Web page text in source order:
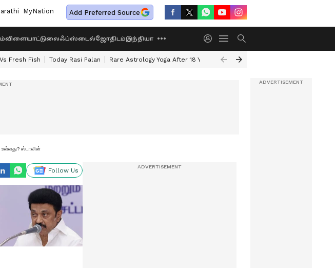
MyNation Add Preferred Source
விளையாட்டுலைஃப்ஸ்டைல்ஜோதிடம்இந்தியா
Fresh Fish Today Rasi Palan Rare Astrology Yoga After 18 Years Dwi Pushkar Yoga 2026
உள்ளது? ஸ்டாலின்
Follow Us